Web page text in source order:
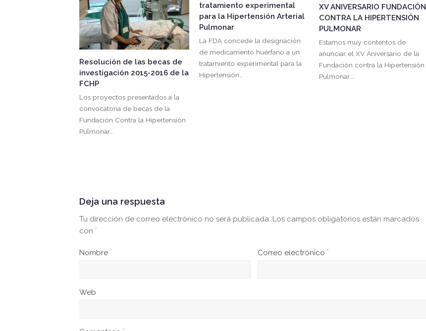
Resolución de las becas de
investigación 2015-2016 de la
FCHP
Los proyectos presentados a la
convocatoria de becas de la
Fundación Contra la Hipertensión
Pulmonar…
tratamiento experimental
para la Hipertensión Arterial
Pulmonar
La FDA concede la designación
de medicamento huérfano a un
tratamiento experimental para la
Hipertensión…
XV ANIVERSARIO FUNDACIÓN
CONTRA LA HIPERTENSIÓN
PULMONAR
Estamos muy contentos de
anunciar el XV Aniversario de la
Fundación contra la Hipertensión
Pulmonar.…
Deja una respuesta
Tu dirección de correo electrónico no será publicada. Los campos obligatorios están marcados
con *
Nombre * Correo electrónico*
Web